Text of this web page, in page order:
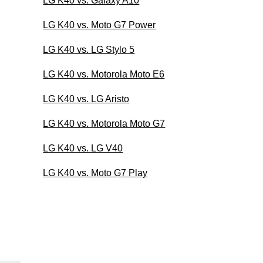
LG K40 vs. Moto G7 Power
LG K40 vs. LG Stylo 5
LG K40 vs. Motorola Moto E6
LG K40 vs. LG Aristo
LG K40 vs. Motorola Moto G7
LG K40 vs. LG V40
LG K40 vs. Moto G7 Play